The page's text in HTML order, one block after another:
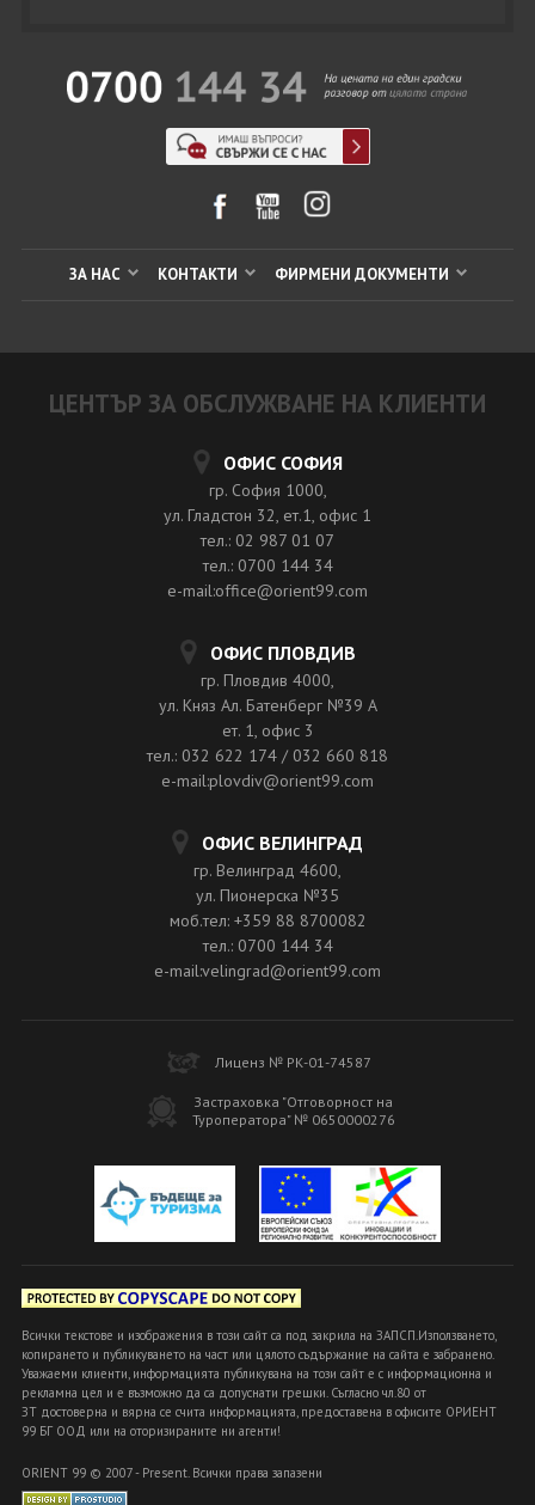
ЗА НАС КОНТАКТИ ФИРМЕНИ ДОКУМЕНТИ
ЦЕНТЪР ЗА ОБСЛУЖВАНЕ НА КЛИЕНТИ
ОФИС СОФИЯ
гр. София 1000,
ул. Гладстон 32, ет.1, офис 1
тел.: 02 987 01 07
тел.: 0700 144 34
e-mail:office@orient99.com
ОФИС ПЛОВДИВ
гр. Пловдив 4000,
ул. Княз Ал. Батенберг №39 A
ет. 1, офис 3
тел.: 032 622 174 / 032 660 818
e-mail:plovdiv@orient99.com
ОФИС ВЕЛИНГРАД
гр. Велинград 4600,
ул. Пионерска №35
моб.тел: +359 88 8700082
тел.: 0700 144 34
e-mail:velingrad@orient99.com
Лиценз № РК-01-74587
Застраховка "Отговорност на
Туроператора" № 0650000276
Всички текстове и изображения в този сайт са под закрила на ЗАПСП.Използването,
копирането и публикуването на част или цялото съдържание на сайта е забранено.
Уважаеми клиенти, информацията публикувана на този сайт е с информационна и
рекламна цел и е възможно да са допуснати грешки. Съгласно чл.80 от
ЗТ достоверна и вярна се счита информацията, предоставена в офисите ОРИЕНТ
99 БГ ООД или на оторизираните ни агенти!
ORIENT 99 © 2007 - Present. Всички права запазени